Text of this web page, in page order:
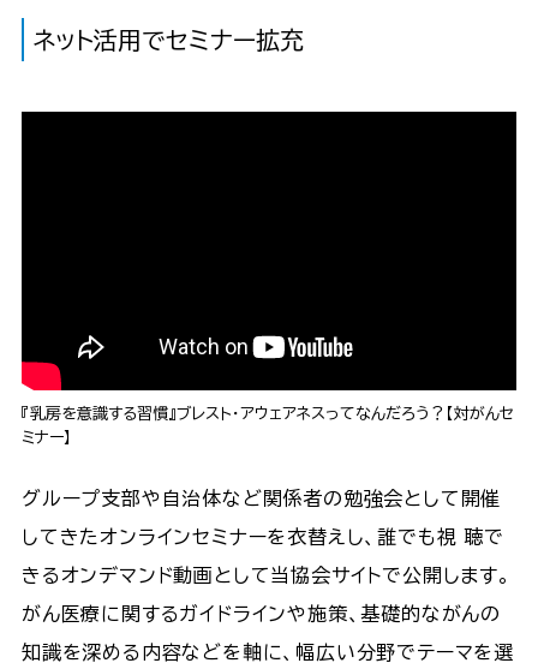
ネット活用でセミナー拡充
『乳房を意識する習慣』ブレスト・アウェアネスってなんだろう？【対がんセ
ミナー】
グループ支部や自治体など関係者の勉強会として開催
してきたオンラインセミナーを衣替えし、誰でも視 聴で
きるオンデマンド動画として当協会サイトで公開します。
がん医療に関するガイドラインや施策、基礎的ながんの
知識を深める内容などを軸に、幅広い分野でテーマを選